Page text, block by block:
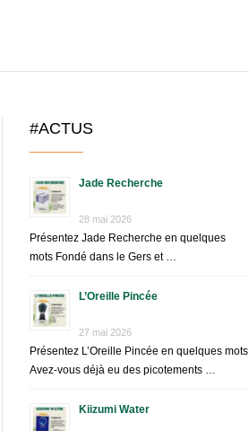
#ACTUS
Jade Recherche
28 mai 2026
Présentez Jade Recherche en quelques
mots Fondé dans le Gers et …
L’Oreille Pincée
27 mai 2026
Présentez L’Oreille Pincée en quelques mots
Avez-vous déjà eu des picotements …
Kiizumi Water